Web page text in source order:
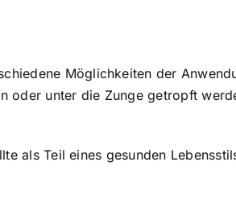
Möglichkeiten der
oder unter die Zunge getropft
als Teil eines gesunden